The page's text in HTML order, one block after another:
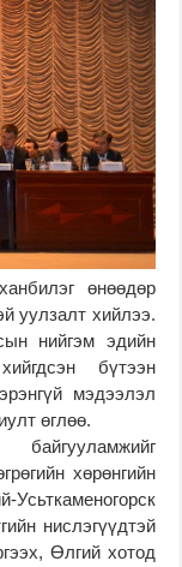
өнөөдөр
уулзалт хийлээ.
нийгэм эдийн
бүтээн
мэдээлэл
өглөө.
хөрөнгийн
нислэгүүдтэй
Өлгий хотод